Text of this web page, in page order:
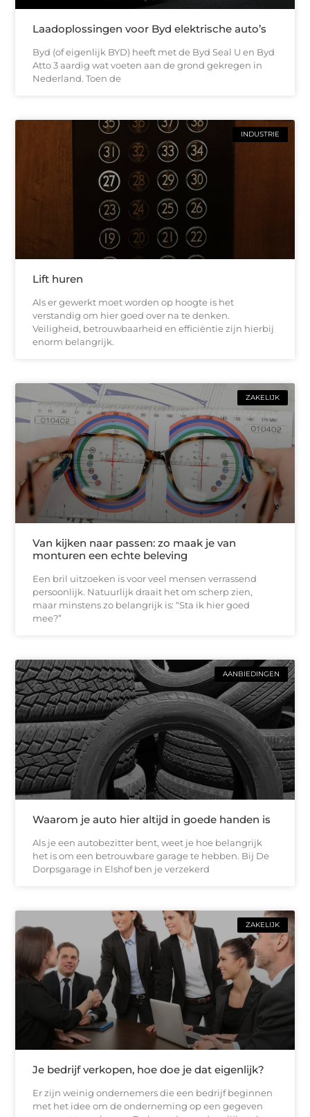
Laadoplossingen voor Byd elektrische auto’s
Byd (of eigenlijk BYD) heeft met de Byd Seal U en Byd
Atto 3 aardig wat voeten aan de grond gekregen in
Nederland. Toen de
INDUSTRIE
Lift huren
Als er gewerkt moet worden op hoogte is het
verstandig om hier goed over na te denken.
Veiligheid, betrouwbaarheid en efficiëntie zijn hierbij
enorm belangrijk.
ZAKELIJK
Van kijken naar passen: zo maak je van
monturen een echte beleving
Een bril uitzoeken is voor veel mensen verrassend
persoonlijk. Natuurlijk draait het om scherp zien,
maar minstens zo belangrijk is: “Sta ik hier goed
mee?”
AANBIEDINGEN
Waarom je auto hier altijd in goede handen is
Als je een autobezitter bent, weet je hoe belangrijk
het is om een betrouwbare garage te hebben. Bij De
Dorpsgarage in Elshof ben je verzekerd
ZAKELIJK
Je bedrijf verkopen, hoe doe je dat eigenlijk?
Er zijn weinig ondernemers die een bedrijf beginnen
met het idee om de onderneming op een gegeven